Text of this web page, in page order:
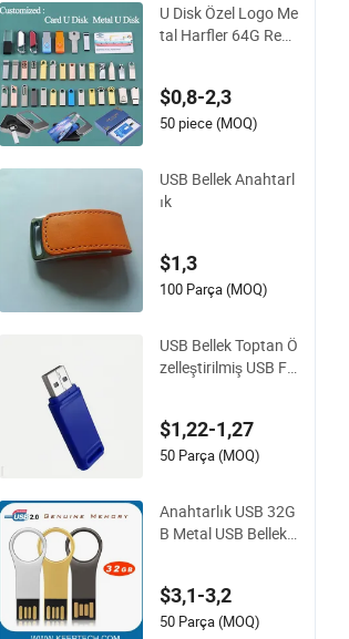
U Disk Özel Logo Me
tal Harfler 64G Rekl
gi Hediyesi Yüksek
Hızda USB
$0,8-2,3
50 piece (MOQ)
USB Bellek Anahtarl
ık
$1,3
100 Parça (MOQ)
USB Bellek Toptan Ö
zelleştirilmiş USB Fl
$1,22-1,27
50 Parça (MOQ)
Anahtarlık USB 32G
B Metal USB Bellek
eme ile Metal Anaht
ar USB Sürücü 32G
$3,1-3,2
50 Parça (MOQ)